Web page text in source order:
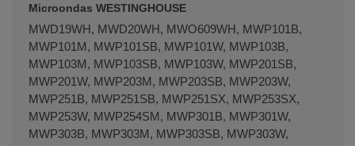
Microondas WESTINGHOUSE
MWD19WH, MWD20WH, MWO609WH, MWP101B,
MWP101M, MWP101SB, MWP101W, MWP103B,
MWP103M, MWP103SB, MWP103W, MWP201SB,
MWP201W, MWP203M, MWP203SB, MWP203W,
MWP251B, MWP251SB, MWP251SX, MWP253SX,
MWP253W, MWP254SM, MWP301B, MWP301W,
MWP303B, MWP303M, MWP303SB, MWP303W,